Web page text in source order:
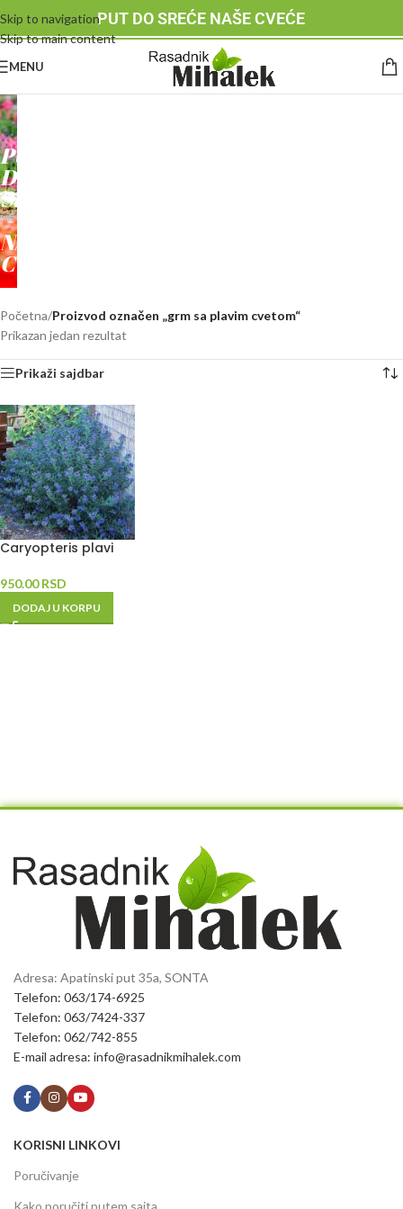
Skip to navigation
Skip to main content
PUT DO SREĆE NAŠE CVEĆE
MENU
RASADNIK
MIHALEK
PUT
DO
SREĆE
-
NAŠE
CVEĆE
Početna/Proizvod označen „grm sa plavim cvetom“
Prikazan jedan rezultat
Prikaži sajdbar
Caryopteris plavi
950.00RSD
DODAJ U KORPU
Adresa: Apatinski put 35a, SONTA
Telefon: 063/174-6925
Telefon: 063/7424-337
Telefon: 062/742-855
E-mail adresa: info@rasadnikmihalek.com
KORISNI LINKOVI
Poručivanje
Kako poručiti putem sajta